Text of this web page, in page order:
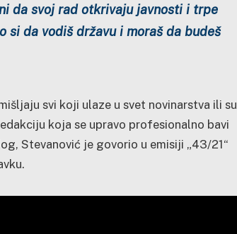
da svoj rad otkrivaju javnosti i trpe
si da vodiš državu i moraš da budeš
svi koji ulaze u svet novinarstva ili su
koja se upravo profesionalno bavi
Stevanović je govorio u emisiji „43/21“